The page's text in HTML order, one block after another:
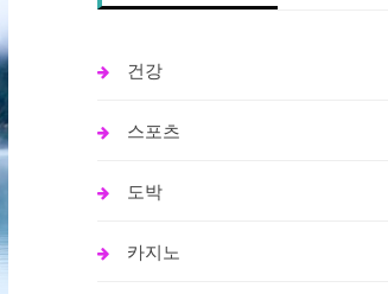
건강
스포츠
도박
카지노